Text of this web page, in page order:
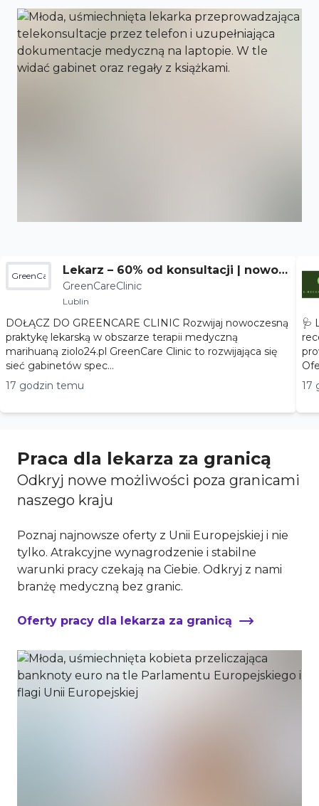
GreenCareClinicLekarz – 60% od konsultacji | nowoc
zesna terapia
GreenCareClinic
Lublin
DOŁĄCZ DO GREENCARE CLINIC Rozwijaj nowoczesną
praktykę lekarską w obszarze terapii medyczną
marihuaną ziolo24.pl GreenCare Clinic to rozwijająca się
sieć gabinetów spec...
17 godzin temu
🩺
17
Praca dla lekarza za granicą
Odkryj nowe możliwości poza granicami
naszego kraju
Poznaj najnowsze oferty z Unii Europejskiej i nie
tylko. Atrakcyjne wynagrodzenie i stabilne
warunki pracy czekają na Ciebie. Odkryj z nami
branżę medyczną bez granic.
Oferty pracy dla lekarza za granicą